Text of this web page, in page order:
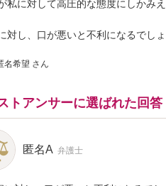
私に対して高圧的な態度にしかみえ
対し、口が悪いと不利になるでし
名希望 さん
トアンサーに選ばれた回答
匿名A 弁護士